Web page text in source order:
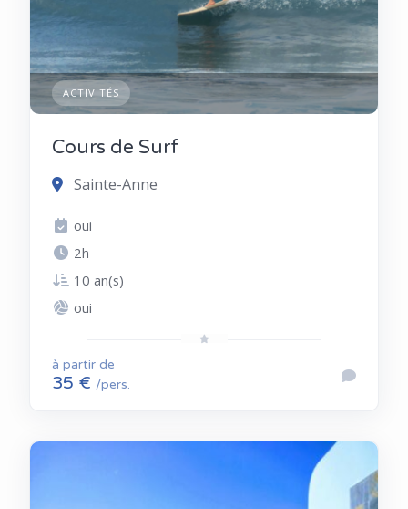
ACTIVITÉS
Cours de Surf
Sainte-Anne
oui
2h
10 an(s)
oui
à partir de
35 € /pers.